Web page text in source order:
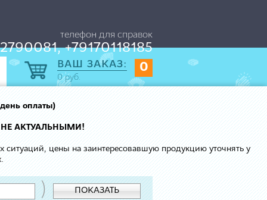
телефон для справок
+79170118185
0
ВАШ ЗАКАЗ:
0руб.
оплаты)
АКТУАЛЬНЫМИ!
ситуаций, цены на заинтересовавшую продукцию уточнять у
) ПОКАЗАТЬ